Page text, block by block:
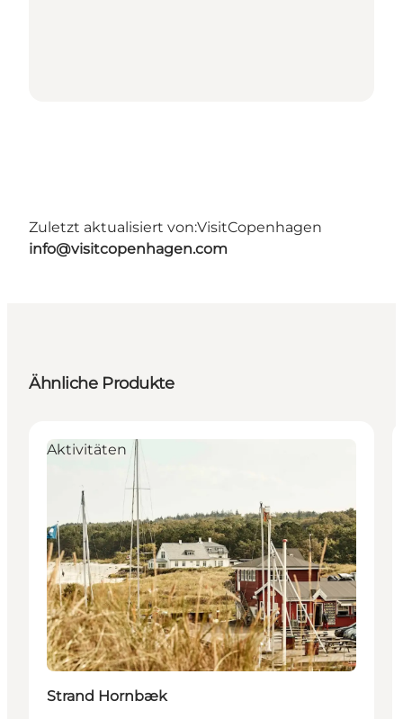
Zuletzt aktualisiert von:VisitCopenhagen
info@visitcopenhagen.com
Ähnliche Produkte
Aktivitäten
Strand Hornbæk